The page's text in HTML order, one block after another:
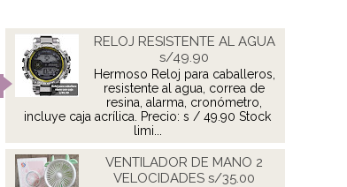
RELOJ RESISTENTE AL AGUA
s/49.90
Hermoso Reloj para caballeros,
resistente al agua, correa de
resina, alarma, cronómetro,
incluye caja acrílica. Precio: s / 49.90 Stock
limi...
VENTILADOR DE MANO 2
VELOCIDADES s/35.00